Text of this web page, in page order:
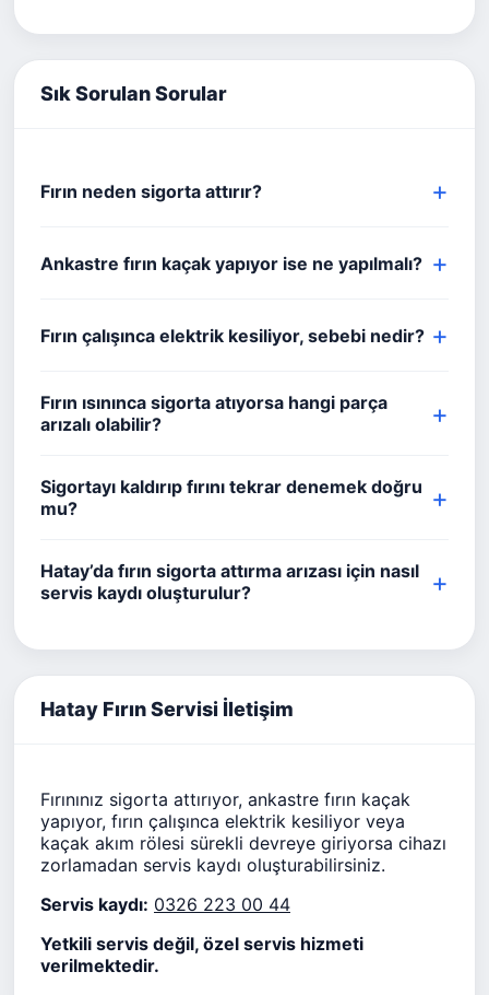
Sık Sorulan Sorular
Fırın neden sigorta attırır?
Ankastre fırın kaçak yapıyor ise ne yapılmalı?
Fırın çalışınca elektrik kesiliyor, sebebi nedir?
Fırın ısınınca sigorta atıyorsa hangi parça
arızalı olabilir?
Sigortayı kaldırıp fırını tekrar denemek doğru
mu?
Hatay’da fırın sigorta attırma arızası için nasıl
servis kaydı oluşturulur?
Hatay Fırın Servisi İletişim
Fırınınız sigorta attırıyor, ankastre fırın kaçak
yapıyor, fırın çalışınca elektrik kesiliyor veya
kaçak akım rölesi sürekli devreye giriyorsa cihazı
zorlamadan servis kaydı oluşturabilirsiniz.
Servis kaydı: 0326 223 00 44
Yetkili servis değil, özel servis hizmeti
verilmektedir.